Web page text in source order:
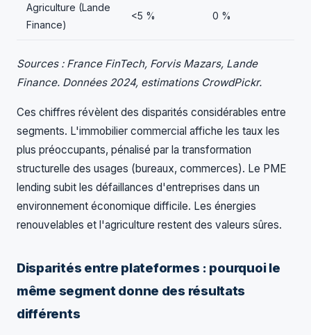
Agriculture (Lande
Finance)
<5 % 0 %
Sources : France FinTech, Forvis Mazars, Lande
Finance. Données 2024, estimations CrowdPickr.
Ces chiffres révèlent des disparités considérables entre
segments. L'immobilier commercial affiche les taux les
plus préoccupants, pénalisé par la transformation
structurelle des usages (bureaux, commerces). Le PME
lending subit les défaillances d'entreprises dans un
environnement économique difficile. Les énergies
renouvelables et l'agriculture restent des valeurs sûres.
Disparités entre plateformes : pourquoi le
même segment donne des résultats
différents